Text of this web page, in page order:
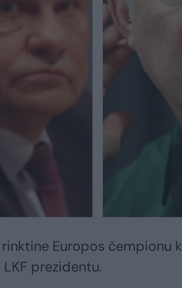
Europos čempionu
prezidentu.